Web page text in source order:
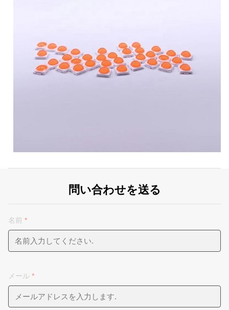
問い合わせを送る
名前 *
メール *